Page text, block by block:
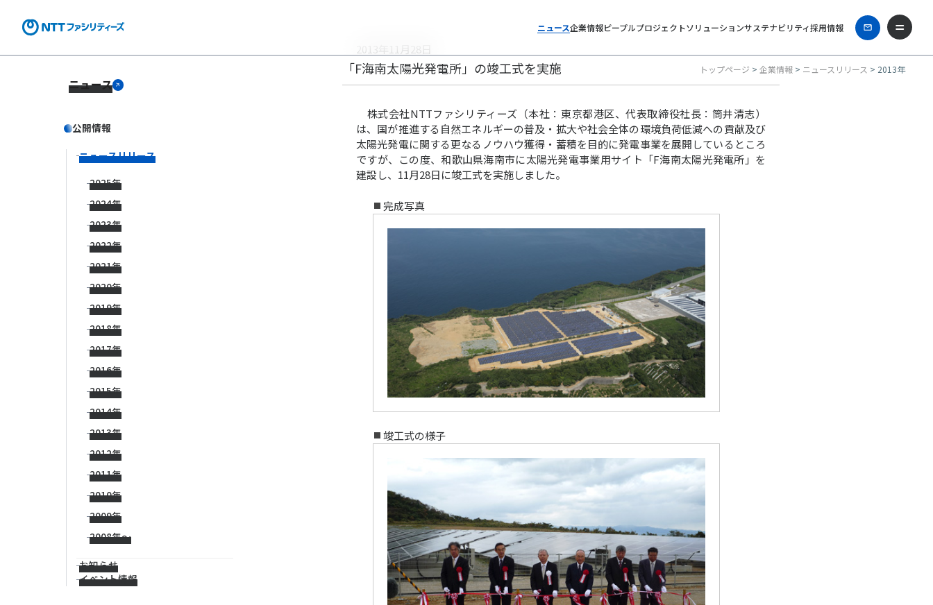
ニュース企業情報ピープルプロジェクトソリューションサステナビリティ採用情報
トップページ > 企業情報 > ニュースリリース > 2013年
ニュース
公開情報
ニュースリリース
2025年
2024年
2023年
2022年
2021年
2020年
2019年
2018年
2017年
2016年
2015年
2014年
2013年
2012年
2011年
2010年
2009年
2008年〜
お知らせ
イベント情報
2013年11月28日
「F海南太陽光発電所」の竣工式を実施
株式会社NTTファシリティーズ（本社：東京都港区、代表取締役社長：筒井清志）
は、国が推進する自然エネルギーの普及・拡大や社会全体の環境負荷低減への貢献及び
太陽光発電に関する更なるノウハウ獲得・蓄積を目的に発電事業を展開しているところ
ですが、この度、和歌山県海南市に太陽光発電事業用サイト「F海南太陽光発電所」を
建設し、11月28日に竣工式を実施しました。
完成写真
竣工式の様子